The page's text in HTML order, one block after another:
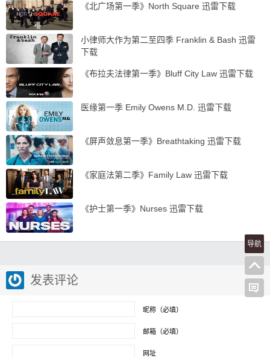
《北广场第一季》North Square 迅雷下载
小律师大作为第二至四季 Franklin & Bash 迅雷
下载
《布拉夫法律第一季》Bluff City Law 迅雷下载
医缘第一季 Emily Owens M.D. 迅雷下载
《屏声敛息第一季》Breathtaking 迅雷下载
《家庭法第二季》Family Law 迅雷下载
《护士第一季》Nurses 迅雷下载
发表评论
昵称（必填）
邮箱（必填）
网址
导航